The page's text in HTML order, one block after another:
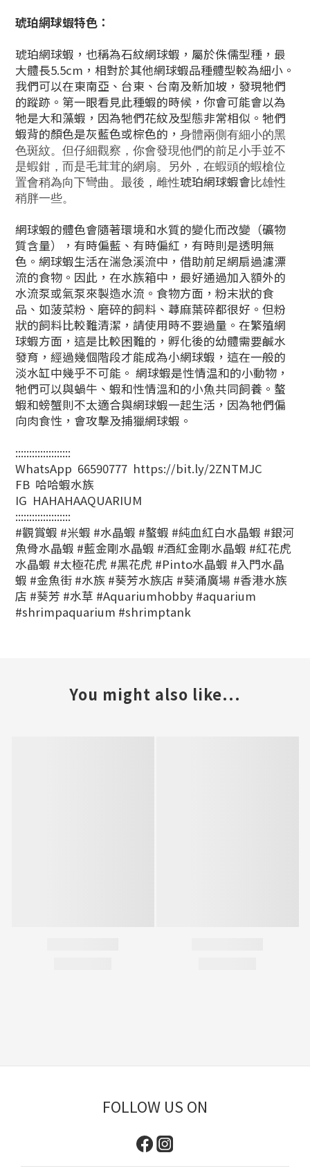
琥珀網球蝦特色：
琥珀網球蝦，也稱為石紋網球蝦，屬於侏儒型種，最
大體長5.5cm，相對於其他網球蝦品種體型較為細小。
我們可以在東南亞、台東、台南及新加坡，發現牠們
的蹤跡。第一眼看見此種蝦的時候，你會可能會以為
牠是大和藻蝦，因為牠們花紋及型態非常相似。牠們
蝦背的顏色是灰藍色或棕色的， 身體兩側有細小的黑
色斑紋。但仔細觀察，你會發現他們的前足小手並不
是蝦鉗，而是毛茸茸的網扇。另外，在蝦頭的蝦槍位
置會稍為向下彎曲。最後， 雌性琥珀網球蝦會比雄性
稍胖一些。
網球蝦的體色會隨著環境和水質的變化而改變（礦物
質含量），有時偏藍、有時偏紅，有時則是透明無
色。 網球蝦生活在湍急溪流中，借助前足網扇過濾漂
流的食物。因此，在水族箱中，最好通過加入額外的
水流泵或氣泵來製造水流。食物方面，粉末狀的食
品、如菠菜粉、磨碎的飼料、 蕁麻葉碎都很好。但粉
狀的飼料比較難清潔，請使用時不要過量。在繁殖網
球蝦方面，這是比較困難的，孵化後的幼體需要鹹水
發育，經過幾個階段才能成為小網球蝦，這在一般的
淡水缸中幾乎不可能。 網球蝦是性情温和的小動物，
牠們可以與蝸牛、蝦和性情溫和的小魚共同飼養。螯
蝦和螃蟹則不太適合與網球蝦一起生活，因為牠們偏
向肉食性，會攻擊及捕獵網球蝦。
::::::::::::::::::::
WhatsApp 66590777 https://bit.ly/2ZNTMJC
FB 哈哈蝦水族
IG HAHAHAAQUARIUM
::::::::::::::::::::
#觀賞蝦 #米蝦 #水晶蝦 #螯蝦 #純血紅白水晶蝦 #銀河
魚骨水晶蝦 #藍金剛水晶蝦 #酒紅金剛水晶蝦 #紅花虎
水晶蝦 #太極花虎 #黑花虎 #Pinto水晶蝦 #入門水晶
蝦 #金魚街 #水族 #葵芳水族店 #葵涌廣場 #香港水族
店 #葵芳 #水草 #Aquariumhobby #aquarium
#shrimpaquarium #shrimptank
You might also like...
FOLLOW US ON